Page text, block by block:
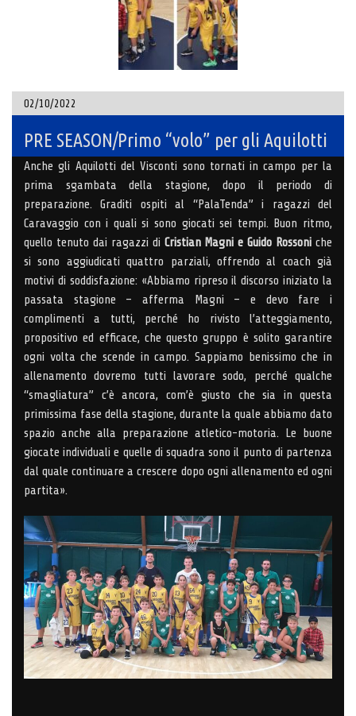
02/10/2022
PRE SEASON/Primo “volo” per gli Aquilotti
Anche gli Aquilotti del Visconti sono tornati in campo per la
prima sgambata della stagione, dopo il periodo di
preparazione. Graditi ospiti al “PalaTenda” i ragazzi del
Caravaggio con i quali si sono giocati sei tempi. Buon ritmo,
quello tenuto dai ragazzi di Cristian Magni e Guido Rossoni che
si sono aggiudicati quattro parziali, offrendo al coach già
motivi di soddisfazione: «Abbiamo ripreso il discorso iniziato la
passata stagione – afferma Magni – e devo fare i
complimenti a tutti, perché ho rivisto l’atteggiamento,
propositivo ed efficace, che questo gruppo è solito garantire
ogni volta che scende in campo. Sappiamo benissimo che in
allenamento dovremo tutti lavorare sodo, perché qualche
“smagliatura” c’è ancora, com’è giusto che sia in questa
primissima fase della stagione, durante la quale abbiamo dato
spazio anche alla preparazione atletico-motoria. Le buone
giocate individuali e quelle di squadra sono il punto di partenza
dal quale continuare a crescere dopo ogni allenamento ed ogni
partita».